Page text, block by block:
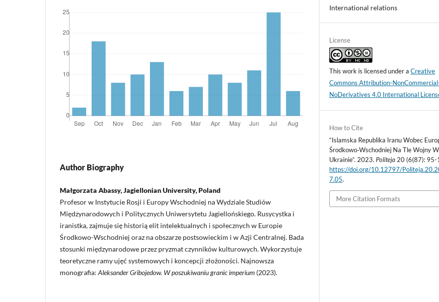
Author Biography
Małgorzata Abassy, Jagiellonian University, Poland
Profesor w Instytucie Rosji i Europy Wschodniej na Wydziale Studiów
Międzynarodowych i Politycznych Uniwersytetu Jagiellońskiego. Rusycystka i
iranistka, zajmuje się historią elit intelektualnych i społecznych w Europie
Środkowo-Wschodniej oraz na obszarze postsowieckim i w Azji Centralnej. Bada
stosunki międzynarodowe przez pryzmat czynników kulturowych. Wykorzystuje
teoretyczne ramy ujęć systemowych i koncepcji złożoności. Najnowsza
monografia: Aleksander Gribojedow. W poszukiwaniu granic imperium (2023).
International relations
License
This work is licensed under aCreative
Commons Attribution-
NoDerivatives 4.0 International
How to Cite
“Islamska Republika Iranu Wobec
Środkowo‑Wschodniej Na Tle Wojny W
Ukrainie”. 2023. Politeja 20 (6(87): 95-
https://doi.org/10.12797/
7.05.
More Citation Formats